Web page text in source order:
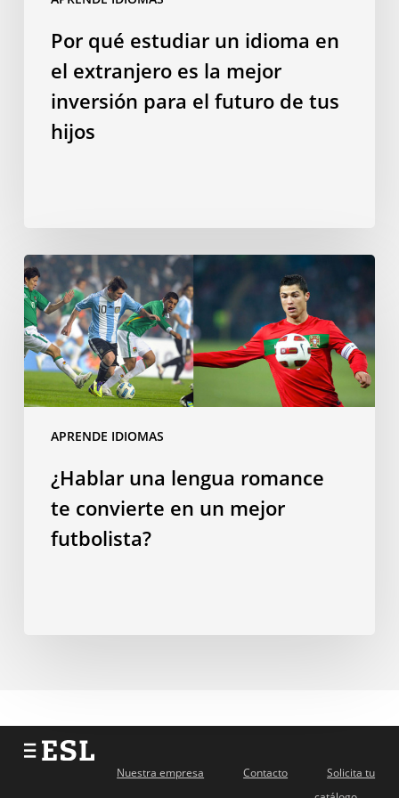
futuro
Por qué estudiar un idioma en
el extranjero es la mejor
inversión para el futuro de tus
hijos
APRENDE IDIOMAS
¿Hablar
una
lengua
romance
te
convierte
en
futbolista?
¿Hablar una lengua romance
te convierte en un mejor
futbolista?
Nuestra empresa Contacto
Solicita tu